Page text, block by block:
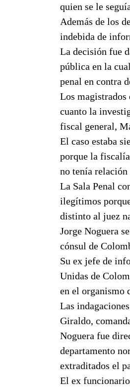
quien se le
Además de los
indebida de
La decisión fue
pública en la
penal en contra
Los
cuanto la
fiscal general,
El caso estaba
porque la
no tenía
La Sala Penal
ilegítimos
distinto al juez
Jorge Noguera
cónsul de
Su ex jefe de
Unidas de
en el organismo
Las
Giraldo,
Noguera fue
departamento
extraditados el
El ex